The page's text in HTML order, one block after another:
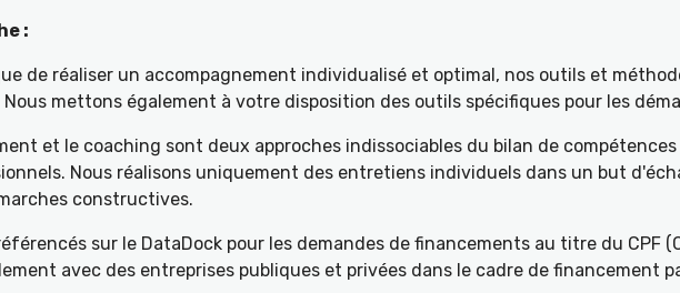
:
de réaliser un accompagnement individualisé et optimal, nos outils et
Nous mettons également à votre disposition des outils spécifiques pour les
et le coaching sont deux approches indissociables du bilan de
Nous réalisons uniquement des entretiens individuels dans un but
constructives.
sur le DataDock pour les demandes de financements au titre du CPF
avec des entreprises publiques et privées dans le cadre de financement